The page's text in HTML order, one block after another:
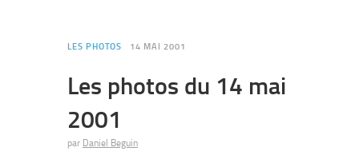
LES PHOTOS 14 MAI 2001
Les photos du 14 mai
2001
par Daniel Beguin